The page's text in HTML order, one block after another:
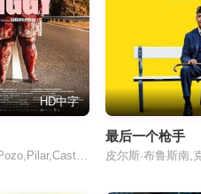
HD中字
Mabel,del,Pozo,Pilar,Castro,Claudia,Salas,Carmen,Machi,Laura,Galán
最后一个枪手